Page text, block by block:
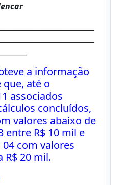
a informação
até o
associados
concluídos,
valores abaixo de
entre R$ 10 mil e
com valores
R$ 20 mil.